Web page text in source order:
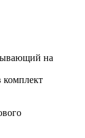
на
комплект